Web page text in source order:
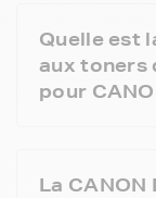
Quelle est
aux toners
pour
La